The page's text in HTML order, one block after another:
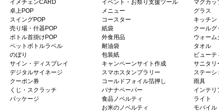
イメチェンCARD
卓上POP
スイングPOP
売り場・什器POP
ボトル首掛けPOP
ペットボトルラベル
のぼり
サイン・ディスプレイ
デジタルサイネージ
クーポン券
くじ・スクラッチ
パッケージ
イベント・お祭り支援ツール
メニュー
コースター
紙袋
外食用品
耐油袋
包装紙
キャンペーンサイト作成
スマホスタンプラリー
コールドフォイル箔押し
バナナペーパー
食品ノベルティ
お米のノベルティ
マグカッ
グラス
キッチン
クールグ
ウォーム
タオル
ビューテ
サニタリ
ステーシ
雨具
インテリ
ライト
モバイル